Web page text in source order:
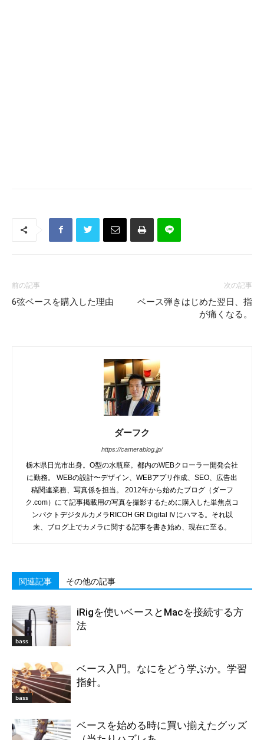
前の記事
6弦ベースを購入した理由
次の記事
ベース弾きはじめた翌日、指
が痛くなる。
ダーフク
https://camerablog.jp/
栃木県日光市出身。O型の水瓶座。都内のWEBクローラー開発会社
に勤務。 WEBの設計〜デザイン、WEBアプリ作成、SEO、広告出
稿関連業務、写真係を担当。 2012年から始めたブログ（ダーフ
ク.com）にて記事掲載用の写真を撮影するために購入した単焦点コ
ンパクトデジタルカメラRICOH GR Digital Ⅳにハマる。それ以
来、ブログ上でカメラに関する記事を書き始め、現在に至る。
関連記事 その他の記事
bass
iRigを使いベースとMacを接続する方
法
bass
ベース入門。なにをどう学ぶか。学習
指針。
ベースを始める時に買い揃えたグッズ